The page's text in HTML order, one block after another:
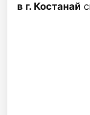
в г. Костанай